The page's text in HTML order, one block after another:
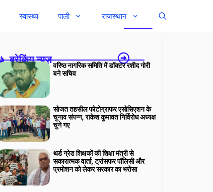
स्वास्थ्य पाली राजस्थान
ब्रेकिंग न्यूज़-वरिष्ठ नागरिक समिति में डॉक्टर रशीद गोरी
बने सचिव
सोजत तहसील फोटोग्राफर एसोसिएशन के
चुनाव संपन्न, राकेश कुमावत निर्विरोध अध्यक्ष
चुने गए
थर्ड ग्रेड शिक्षकों की शिक्षा मंत्री से
सकारात्मक वार्ता, ट्रांसफर पॉलिसी और
प्रमोशन को लेकर सरकार का भरोसा